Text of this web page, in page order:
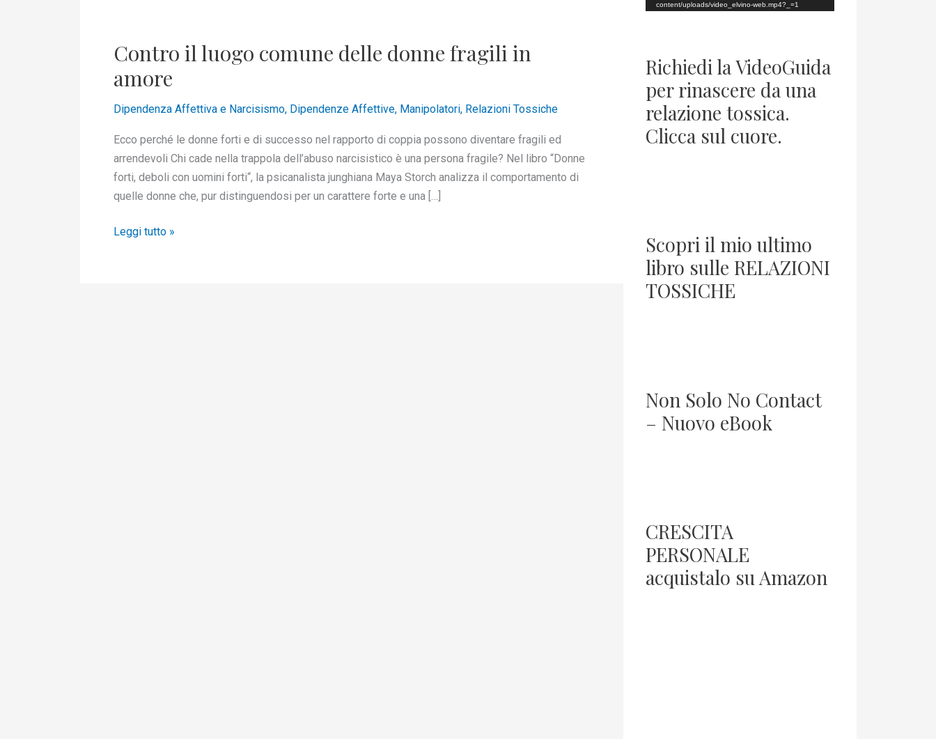
Contro il luogo comune delle donne fragili in
amore
Dipendenza Affettiva e Narcisismo, Dipendenze Affettive, Manipolatori, Relazioni Tossiche
Ecco perché le donne forti e di successo nel rapporto di coppia possono diventare fragili ed
arrendevoli Chi cade nella trappola dell’abuso narcisistico è una persona fragile? Nel libro “Donne
forti, deboli con uomini forti“, la psicanalista junghiana Maya Storch analizza il comportamento di
quelle donne che, pur distinguendosi per un carattere forte e una […]
luogo
delle
donne
in
amore
Leggi tutto »
a
y
e
r
content/uploads/video_elvino-web.mp4?_=1
Richiedi la VideoGuida
per rinascere da una
relazione tossica.
Clicca sul cuore.
Scopri il mio ultimo
libro sulle RELAZIONI
TOSSICHE
Non Solo No Contact
– Nuovo eBook
CRESCITA
PERSONALE
acquistalo su Amazon